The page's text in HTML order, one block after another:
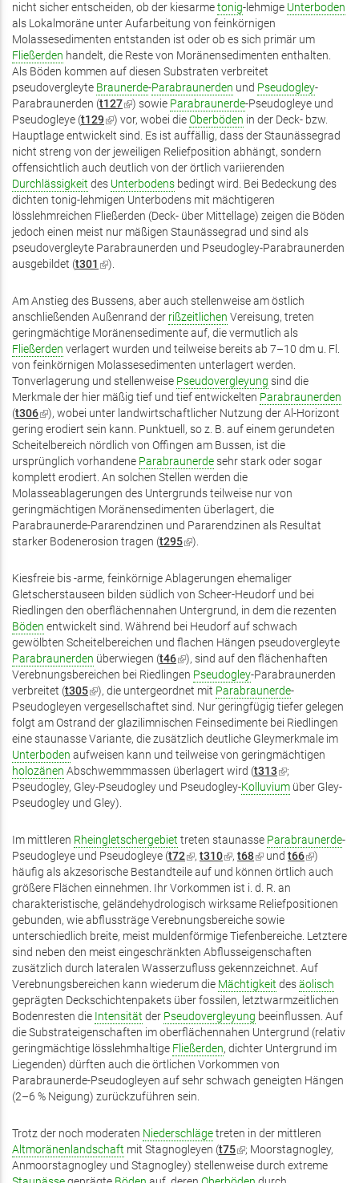
nicht sicher entscheiden, ob der kiesarmetonig-lehmige Unterboden
als Lokalmoräne unter Aufarbeitung von feinkörnigen
Molassesedimenten entstanden ist oder ob es sich primär um
Fließerden handelt, die Reste von Moränensedimenten enthalten.
Als Böden kommen auf diesen Substraten verbreitet
pseudovergleyte Braunerde-Parabraunerden und Pseudogley-
Parabraunerden (t127(Link
ist
extern)
) sowie Parabraunerde-Pseudogleye und
Pseudogleye (t129(Link
ist
extern)
) vor, wobei dieOberböden in der Deck- bzw.
Hauptlage entwickelt sind. Es ist auffällig, dass der Staunässegrad
nicht streng von der jeweiligen Reliefposition abhängt, sondern
offensichtlich auch deutlich von der örtlich variierenden
Durchlässigkeit des Unterbodens bedingt wird. Bei Bedeckung des
dichten tonig-lehmigen Unterbodens mit mächtigeren
lösslehmreichen Fließerden (Deck- über Mittellage) zeigen die Böden
jedoch einen meist nur mäßigen Staunässegrad und sind als
pseudovergleyte Parabraunerden und Pseudogley-Parabraunerden
ausgebildet (t301 (Link
extern)
).
Am Anstieg des Bussens, aber auch stellenweise am östlich
anschließenden Außenrand der rißzeitlichen Vereisung, treten
geringmächtige Moränensedimente auf, die vermutlich als
Fließerden verlagert wurden und teilweise bereits ab 7–10 dm u. Fl.
von feinkörnigen Molassesedimenten unterlagert werden.
Tonverlagerung und stellenweise Pseudovergleyung sind die
Merkmale der hier mäßig tief und tief entwickelten Parabraunerden
(t306(Link
ist
extern)
), wobei unter landwirtschaftlicher Nutzung der Al-Horizont
gering erodiert sein kann. Punktuell, so z. B. auf einem gerundeten
Scheitelbereich nördlich von Offingen am Bussen, ist die
ursprünglich vorhandene Parabraunerdesehr stark oder sogar
komplett erodiert. An solchen Stellen werden die
Molasseablagerungen des Untergrunds teilweise nur von
geringmächtigen Moränensedimenten überlagert, die
Parabraunerde-Pararendzinen und Pararendzinen als Resultat
starker Bodenerosion tragen (t295(Link
extern)
).
Kiesfreie bis -arme, feinkörnige Ablagerungen ehemaliger
Gletscherstauseen bilden südlich von Scheer-Heudorf und bei
Riedlingen den oberflächennahen Untergrund, in dem die rezenten
Böden entwickelt sind. Während bei Heudorf auf schwach
gewölbten Scheitelbereichen und flachen Hängen pseudovergleyte
Parabraunerden überwiegen (t46(Link
ist
extern)
), sind auf den flächenhaften
Verebnungsbereichen bei Riedlingen Pseudogley-Parabraunerden
verbreitet (t305(Link
ist
extern)
), die untergeordnet mit Parabraunerde-
Pseudogleyen vergesellschaftet sind. Nur geringfügig tiefer gelegen
folgt am Ostrand der glazilimnischen Feinsedimente bei Riedlingen
eine staunasse Variante, die zusätzlich deutliche Gleymerkmale im
Unterboden aufweisen kann und teilweise von geringmächtigen
holozänen Abschwemmmassen überlagert wird (t313(Link
ist
;
Pseudogley, Gley-Pseudogley und Pseudogley-Kolluvium über Gley-
Pseudogley und Gley).
Im mittleren Rheingletschergebiet treten staunasse Parabraunerde-
Pseudogleye und Pseudogleye (t72(Link
ist
extern)
, t310(Link
ist
extern)
, t68(Link
ist
extern)
und t66(Link
ist
)
häufig als akzesorische Bestandteile auf und können örtlich auch
größere Flächen einnehmen. Ihr Vorkommen ist i. d. R. an
charakteristische, geländehydrologisch wirksame Reliefpositionen
gebunden, wie abflussträge Verebnungsbereiche sowie
unterschiedlich breite, meist muldenförmige Tiefenbereiche. Letztere
sind neben den meist eingeschränkten Abflusseigenschaften
zusätzlich durch lateralen Wasserzufluss gekennzeichnet. Auf
Verebnungsbereichen kann wiederum die Mächtigkeit desäolisch
geprägten Deckschichtenpakets über fossilen, letztwarmzeitlichen
Bodenresten die Intensität der Pseudovergleyung beeinflussen. Auf
die Substrateigenschaften im oberflächennahen Untergrund (relativ
geringmächtige lösslehmhaltige Fließerden, dichter Untergrund im
Liegenden) dürften auch die örtlichen Vorkommen von
Parabraunerde-Pseudogleyen auf sehr schwach geneigten Hängen
(2–6 % Neigung) zurückzuführen sein.
Trotz der noch moderaten Niederschlägetreten in der mittleren
Altmoränenlandschaft mit Stagnogleyen (t75(Link
ist
; Moorstagnogley,
Anmoorstagnogley und Stagnogley) stellenweise durch extreme